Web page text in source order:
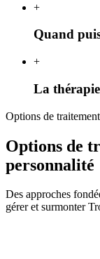
+
Quand
+
La
Options de traitement
Options de
personnalité
Des approches
gérer et surmonter